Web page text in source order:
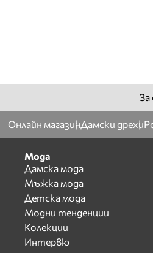
За
Онлайн магазинДамски дрехи
Мода
Дамска мода
Мъжка мода
Детска мода
Модни тенденции
Колекции
Интервю